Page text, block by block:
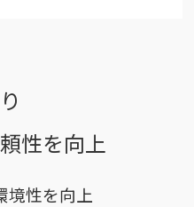
性を向上
境性を向上